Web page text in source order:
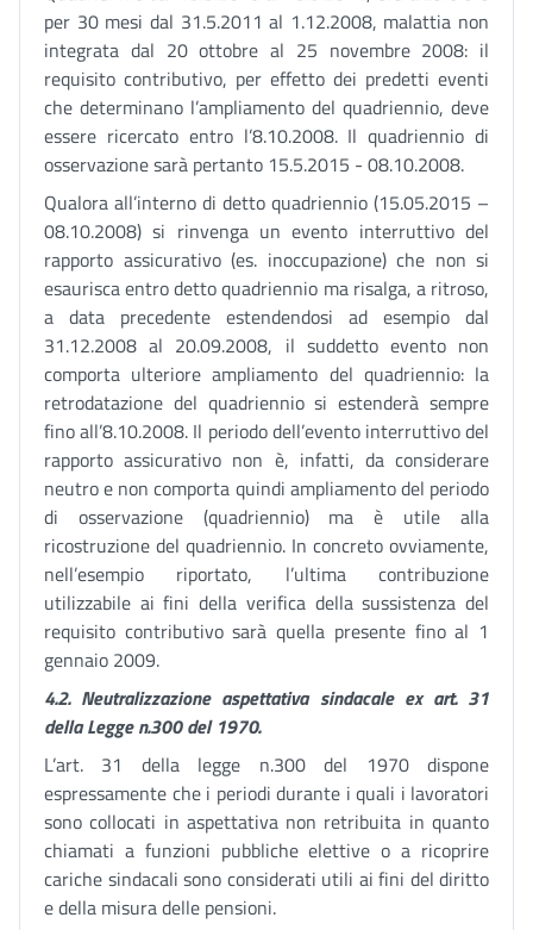
per 30 mesi dal 31.5.2011 al 1.12.2008, malattia non
integrata dal 20 ottobre al 25 novembre 2008: il
requisito contributivo, per effetto dei predetti eventi
che determinano l’ampliamento del quadriennio, deve
essere ricercato entro l’8.10.2008. Il quadriennio di
osservazione sarà pertanto 15.5.2015 - 08.10.2008.
Qualora all’interno di detto quadriennio (15.05.2015 –
08.10.2008) si rinvenga un evento interruttivo del
rapporto assicurativo (es. inoccupazione) che non si
esaurisca entro detto quadriennio ma risalga, a ritroso,
a data precedente estendendosi ad esempio dal
31.12.2008 al 20.09.2008, il suddetto evento non
comporta ulteriore ampliamento del quadriennio: la
retrodatazione del quadriennio si estenderà sempre
fino all’8.10.2008. Il periodo dell’evento interruttivo del
rapporto assicurativo non è, infatti, da considerare
neutro e non comporta quindi ampliamento del periodo
di osservazione (quadriennio) ma è utile alla
ricostruzione del quadriennio. In concreto ovviamente,
nell’esempio riportato, l’ultima contribuzione
utilizzabile ai fini della verifica della sussistenza del
requisito contributivo sarà quella presente fino al 1
gennaio 2009.
4.2. Neutralizzazione aspettativa sindacale ex art. 31
della Legge n.300 del 1970.
L’art. 31 della legge n.300 del 1970 dispone
espressamente che i periodi durante i quali i lavoratori
sono collocati in aspettativa non retribuita in quanto
chiamati a funzioni pubbliche elettive o a ricoprire
cariche sindacali sono considerati utili ai fini del diritto
e della misura delle pensioni.